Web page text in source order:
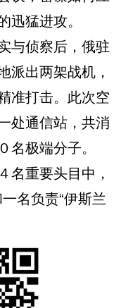
猛进攻。
侦察后，俄驻
派出两架战机，
准打击。此次空
处通信站，共消
极端分子。
重要头目中，
名负责“伊斯兰